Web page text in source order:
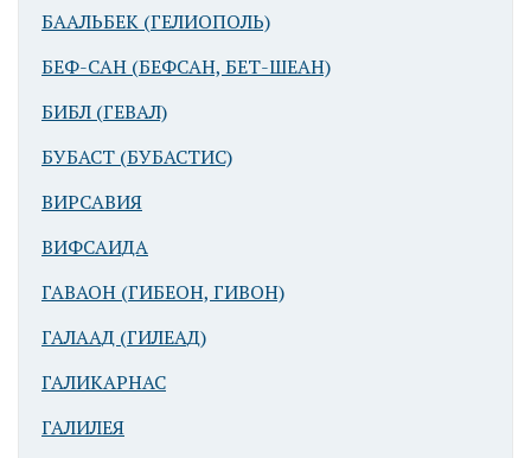
Афек.
Акрополь. На
плане - руины
резиденции
наместника
БААЛЬБЕК (ГЕЛИОПОЛЬ)
БЕФ-САН (БЕФСАН, БЕТ-ШЕАН)
БИБЛ (ГЕВАЛ)
БУБАСТ (БУБАСТИС)
ВИРСАВИЯ
ВИФСАИДА
ГАВАОН (ГИБЕОН, ГИВОН)
ГАЛААД (ГИЛЕАД)
ГАЛИКАРНАС
ГАЛИЛЕЯ